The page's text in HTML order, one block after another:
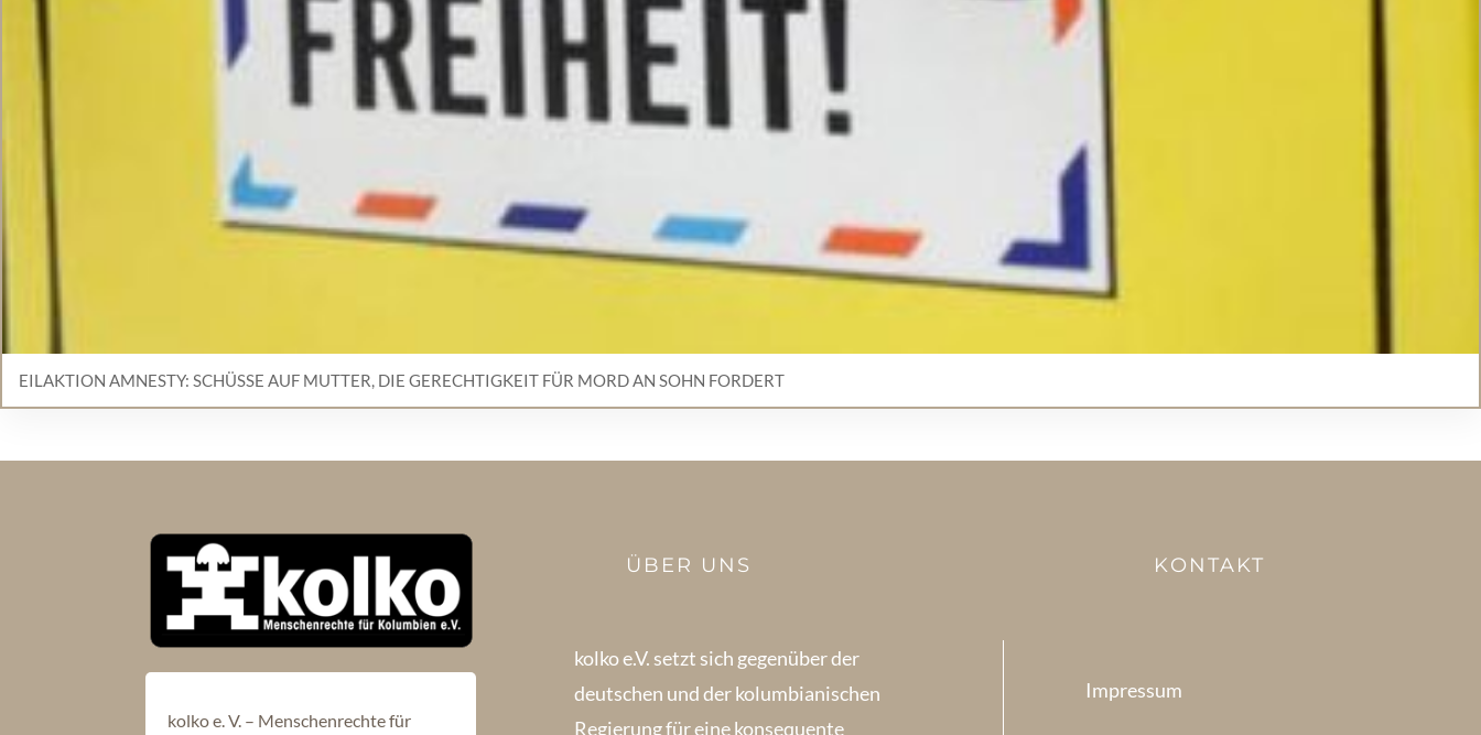
EILAKTION AMNESTY: SCHÜSSE AUF MUTTER, DIE GERECHTIGKEIT FÜR MORD AN SOHN FORDERT
kolko e. V. – Menschenrechte für
ÜBER UNS
kolko e.V. setzt sich gegenüber der
deutschen und der kolumbianischen
Regierung für eine konsequente
KONTAKT
Impressum